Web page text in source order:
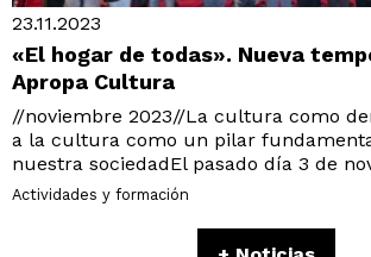
23.11.2023
«El hogar de todas». Nueva
Apropa Cultura
//noviembre 2023//La cultura como
a la cultura como un pilar
nuestra sociedadEl pasado día 3 de
Actividades y formación